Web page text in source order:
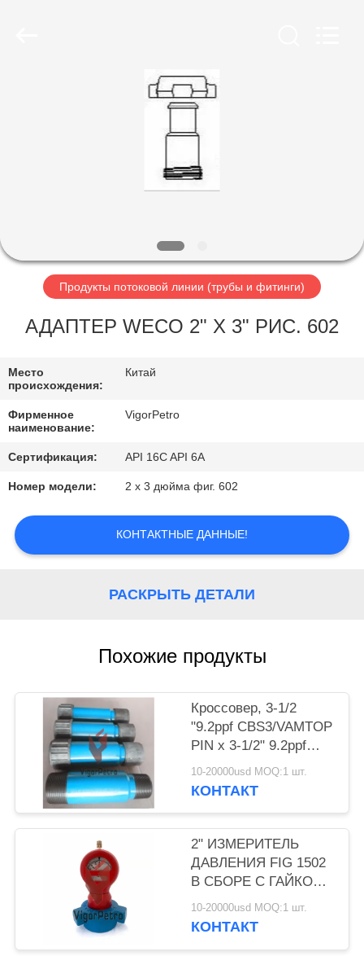
КОМПАНИИ
НАША
ФАБРИКА
КОНТРОЛЬ
КАЧЕСТВА
КОНТАКТНЫЕ
ДАННЫЕ
ОТПРАВИТЬ
ЗАПРОС
POLICY
Продукты потоковой линии (трубы и фитинги)
АДАПТЕР WECO 2" X 3" РИС. 602
Место
происхождения:
Китай
Фирменное
наименование:
VigorPetro
Сертификация: API 16C API 6A
Номер модели: 2 x 3 дюйма фиг. 602
КОНТАКТНЫЕ ДАННЫЕ!
РАСКРЫТЬ ДЕТАЛИ
Похожие продукты
Кроссовер, 3-1/2
"9.2ppf CBS3/VAMTOP
PIN x 3-1/2" 9.2ppf
EUE PIN, L80-25Cr,
длина 18 ".
10-20000usd MOQ:1 шт.
КОНТАКТ
2" ИЗМЕРИТЕЛЬ
ДАВЛЕНИЯ FIG 1502
В СБОРЕ С ГАЙКОЙ
10 000 PSI NACE
10-20000usd MOQ:1 шт.
КОНТАКТ